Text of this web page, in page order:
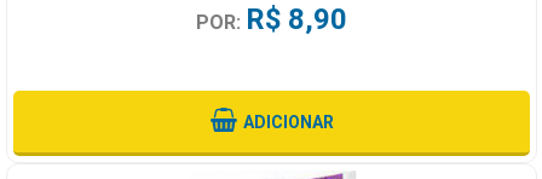
POR: R$ 8,90
ADICIONAR